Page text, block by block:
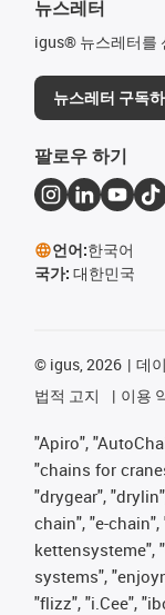
뉴스레터
igus® 뉴스레터를
뉴스레터 구독
팔로우 하기
언어:한국어
국가: 대한민국
© igus, 2026 데
법적 고지
이용
"Apiro",
"chains for
"drygear",
chain", "e-
kettensysteme",
systems",
"flizz", "i.Cee",